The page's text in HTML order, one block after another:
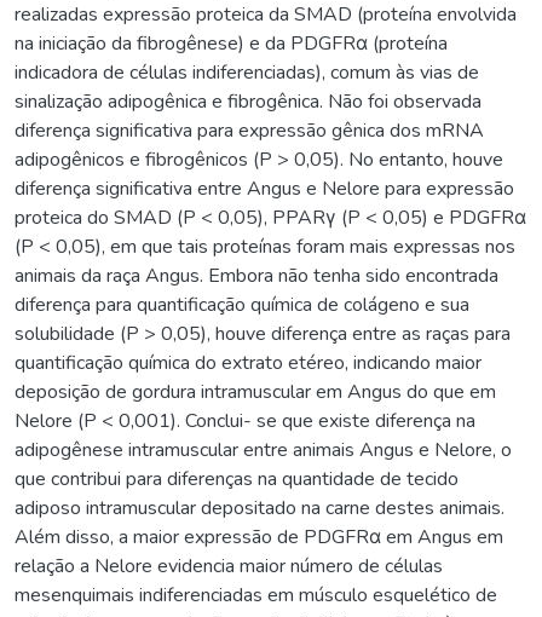
realizadas expressão proteica da SMAD (proteína envolvida
na iniciação da fibrogênese) e da PDGFRα (proteína
indicadora de células indiferenciadas), comum às vias de
sinalização adipogênica e fibrogênica. Não foi observada
diferença significativa para expressão gênica dos mRNA
adipogênicos e fibrogênicos (P > 0,05). No entanto, houve
diferença significativa entre Angus e Nelore para expressão
proteica do SMAD (P < 0,05), PPARγ (P < 0,05) e PDGFRα
(P < 0,05), em que tais proteínas foram mais expressas nos
animais da raça Angus. Embora não tenha sido encontrada
diferença para quantificação química de colágeno e sua
solubilidade (P > 0,05), houve diferença entre as raças para
quantificação química do extrato etéreo, indicando maior
deposição de gordura intramuscular em Angus do que em
Nelore (P < 0,001). Conclui- se que existe diferença na
adipogênese intramuscular entre animais Angus e Nelore, o
que contribui para diferenças na quantidade de tecido
adiposo intramuscular depositado na carne destes animais.
Além disso, a maior expressão de PDGFRα em Angus em
relação a Nelore evidencia maior número de células
mesenquimais indiferenciadas em músculo esquelético de